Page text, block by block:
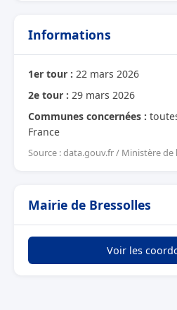
Informations
1er tour : 22 mars 2026
2e tour : 29 mars 2026
Communes concernées :
France
Source : data.gouv.fr / Ministère
Mairie de Bressolles
Voir les